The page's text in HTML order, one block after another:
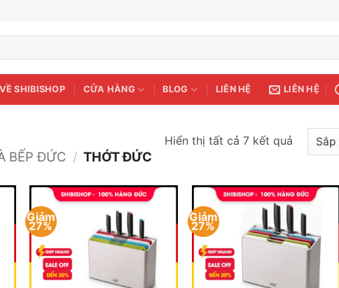
VỀ SHIBISHOP CỬA HÀNG BLOG LIÊN HỆ LIÊN HỆ
BẾP ĐỨC / THỚT ĐỨC
Hiển thị tất cả 7 kết quả
Giảm
27%
Add to
wishlist
Giảm
27%
wishlist